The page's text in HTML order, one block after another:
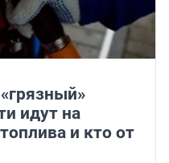
идут на
и кто от